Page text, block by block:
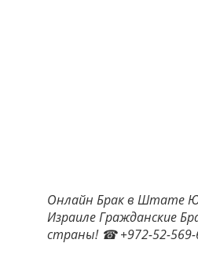
Онлайн Брак в Штате
Израиле Гражданские
страны! ☎ +972-52-569-